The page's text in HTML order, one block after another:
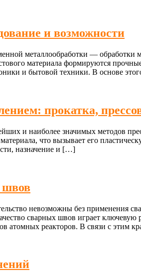
и возможности
металлообработки — обработки
материала формируются
и бытовой техники. В основе
прокатка,
и наиболее значимых методов
что вызывает его
назначение и […]
швов
невозможны без применения
сварных швов играет
атомных реакторов. В связи с этим